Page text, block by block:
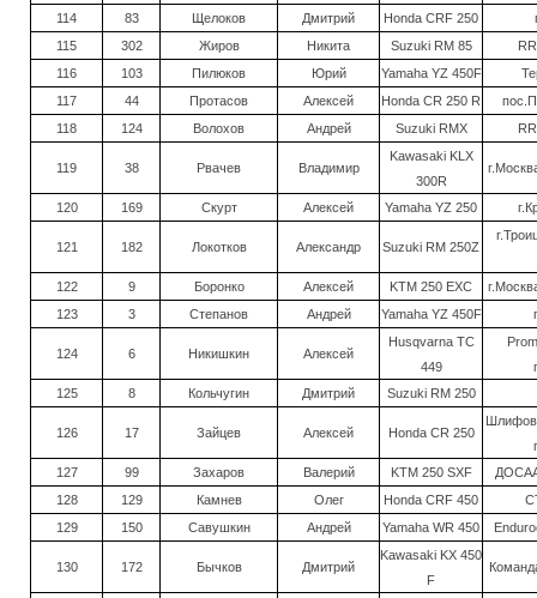
114
83 Щелоков Дмитрий Honda CRF 250
115
302 Жиров Никита Suzuki RM 85
116
103 Пилюков Юрий Yamaha YZ 450F
117
44 Протасов Алексей Honda CR 250 R
118
124 Волохов Андрей Suzuki RMX
119 38 Рвачев Владимир
Kawasaki KLX
300R
120 169 Скурт Алексей Yamaha YZ 250
121 182 Локотков Александр Suzuki RM 250Z
122 9 Боронко Алексей KTM 250 EXC
123
3 Степанов Андрей Yamaha YZ 450F
124 6 Никишкин Алексей
Husqvarna TC
449
125
8 Кольчугин Дмитрий Suzuki RM 250
126 17 Зайцев Алексей Honda CR 250
127
99 Захаров Валерий KTM 250 SXF
128
129 Камнев Олег Honda CRF 450
129
150 Савушкин Андрей Yamaha WR 450
130 172 Бычков Дмитрий
Kawasaki KX 450
F